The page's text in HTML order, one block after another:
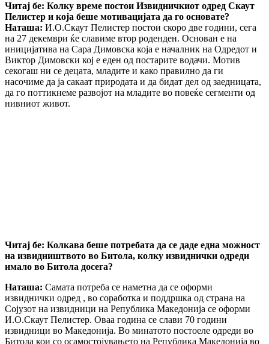
Читај бе: Колку време постои Извидничкиот одред Скаут
Пелистер и која беше мотивацијата да го основате?
Наташа: И.О.Скаут Пелистер постои скоро две години, сега
на 27 декември ќе славиме втор роденден. Основан е на
иницијатива на Сара Димовска која е началник на Одредот и
Виктор Димовски кој е еден од постарите водачи. Мотив
секогаш ни се децата, младите и како правилно да ги
насочиме да ја сакаат природата и да бидат дел од заедницата,
да го поттикнеме развојот на младите во повеќе сегменти од
нивниот живот.
Читај бе: Колкава беше потребата да се даде една можност
на извидништвото во Битола, колку извиднички одреди
имало во Битола досега?
Наташа: Самата потреба се наметна да се оформи
извиднички одред , во соработка и поддршка од страна на
Сојузот на извидници на Република Македонија се оформи
И.О.Скаут Пелистер. Оваа година се слави 70 години
извидници во Македонија. Во минатото постоеле одреди во
Битола кои со осамостојувањето на Република Македонија во